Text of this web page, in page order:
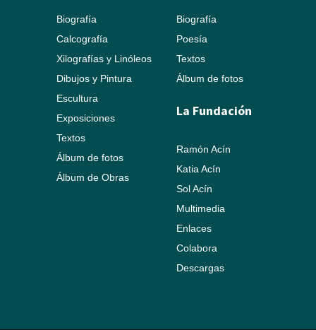
Biografía
Calcografía
Xilografías y Linóleos
Dibujos y Pintura
Escultura
Exposiciones
Textos
Álbum de fotos
Álbum de Obras
Biografía
Poesía
Textos
Álbum de fotos
La Fundación
Ramón Acín
Katia Acín
Sol Acín
Multimedia
Enlaces
Colabora
Descargas